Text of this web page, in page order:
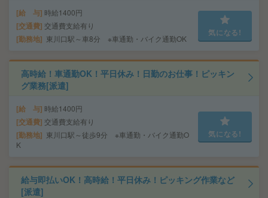
給 与 時給1400円
交通費 交通費支給有り
勤務地 東川口駅～車8分 ※車通勤・バイク通勤OK
気になる!
高時給！車通勤OK！平日休み！日勤のお仕事！ピッキン
グ業務[派遣]
給 与 時給1400円
交通費 交通費支給有り
勤務地
東川口駅～徒歩9分 ※車通勤・バイク通勤O
K
気になる!
給与即払いOK！高時給！平日休み！ピッキング作業など
[派遣]